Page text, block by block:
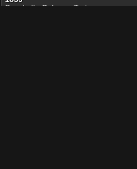
Scavi alla Colonna Traiana